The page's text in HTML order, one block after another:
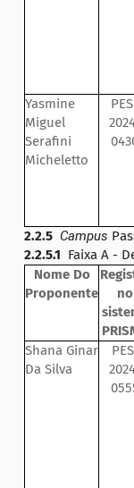
Yasmine
Miguel
Serafini
Micheletto
2.2.5 Campus
2.2.5.1 Faixa A -
Nome Do
Proponente
no
Shana Ginar
Da Silva